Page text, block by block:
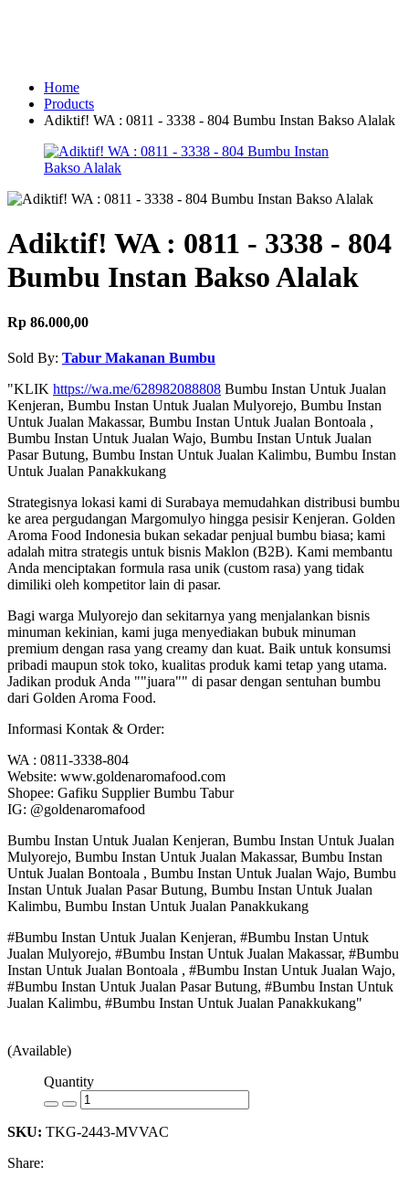
Home
Products
Adiktif! WA : 0811 - 3338 - 804 Bumbu Instan Bakso Alalak
Adiktif! WA : 0811 - 3338 - 804
Bumbu Instan Bakso Alalak
Rp 86.000,00
Sold By: Tabur Makanan Bumbu
"KLIK https://wa.me/628982088808 Bumbu Instan Untuk Jualan
Kenjeran, Bumbu Instan Untuk Jualan Mulyorejo, Bumbu Instan
Untuk Jualan Makassar, Bumbu Instan Untuk Jualan Bontoala ,
Bumbu Instan Untuk Jualan Wajo, Bumbu Instan Untuk Jualan
Pasar Butung, Bumbu Instan Untuk Jualan Kalimbu, Bumbu Instan
Untuk Jualan Panakkukang
Strategisnya lokasi kami di Surabaya memudahkan distribusi bumbu
ke area pergudangan Margomulyo hingga pesisir Kenjeran. Golden
Aroma Food Indonesia bukan sekadar penjual bumbu biasa; kami
adalah mitra strategis untuk bisnis Maklon (B2B). Kami membantu
Anda menciptakan formula rasa unik (custom rasa) yang tidak
dimiliki oleh kompetitor lain di pasar.
Bagi warga Mulyorejo dan sekitarnya yang menjalankan bisnis
minuman kekinian, kami juga menyediakan bubuk minuman
premium dengan rasa yang creamy dan kuat. Baik untuk konsumsi
pribadi maupun stok toko, kualitas produk kami tetap yang utama.
Jadikan produk Anda ""juara"" di pasar dengan sentuhan bumbu
dari Golden Aroma Food.
Informasi Kontak & Order:
WA : 0811-3338-804
Website: www.goldenaromafood.com
Shopee: Gafiku Supplier Bumbu Tabur
IG: @goldenaromafood
Bumbu Instan Untuk Jualan Kenjeran, Bumbu Instan Untuk Jualan
Mulyorejo, Bumbu Instan Untuk Jualan Makassar, Bumbu Instan
Untuk Jualan Bontoala , Bumbu Instan Untuk Jualan Wajo, Bumbu
Instan Untuk Jualan Pasar Butung, Bumbu Instan Untuk Jualan
Kalimbu, Bumbu Instan Untuk Jualan Panakkukang
#Bumbu Instan Untuk Jualan Kenjeran, #Bumbu Instan Untuk
Jualan Mulyorejo, #Bumbu Instan Untuk Jualan Makassar, #Bumbu
Instan Untuk Jualan Bontoala , #Bumbu Instan Untuk Jualan Wajo,
#Bumbu Instan Untuk Jualan Pasar Butung, #Bumbu Instan Untuk
Jualan Kalimbu, #Bumbu Instan Untuk Jualan Panakkukang"
(Available)
Quantity
SKU: TKG-2443-MVVAC
Share: